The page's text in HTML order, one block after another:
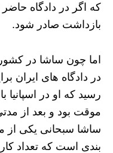
که اگر در دادگاه
بازداشت صادر شود.
اما چون ساشا در
در دادگاه های ایران
رسید که او در اسپانیا
موقت بود و بعد از
ساشا سبحانی یکی
بندی است که تعداد